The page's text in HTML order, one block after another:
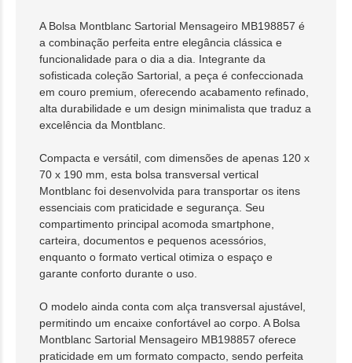
A Bolsa Montblanc Sartorial Mensageiro MB198857 é
a combinação perfeita entre elegância clássica e
funcionalidade para o dia a dia. Integrante da
sofisticada coleção Sartorial, a peça é confeccionada
em couro premium, oferecendo acabamento refinado,
alta durabilidade e um design minimalista que traduz a
excelência da Montblanc.
Compacta e versátil, com dimensões de apenas 120 x
70 x 190 mm, esta bolsa transversal vertical
Montblanc foi desenvolvida para transportar os itens
essenciais com praticidade e segurança. Seu
compartimento principal acomoda smartphone,
carteira, documentos e pequenos acessórios,
enquanto o formato vertical otimiza o espaço e
garante conforto durante o uso.
O modelo ainda conta com alça transversal ajustável,
permitindo um encaixe confortável ao corpo. A Bolsa
Montblanc Sartorial Mensageiro MB198857 oferece
praticidade em um formato compacto, sendo perfeita